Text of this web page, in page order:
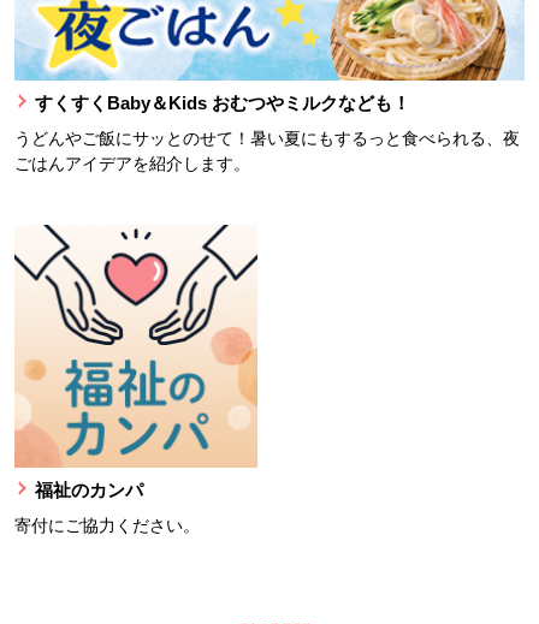
すくすくBaby＆Kids おむつやミルクなども！
うどんやご飯にサッとのせて！暑い夏にもするっと食べられる、夜
ごはんアイデアを紹介します。
福祉のカンパ
寄付にご協力ください。